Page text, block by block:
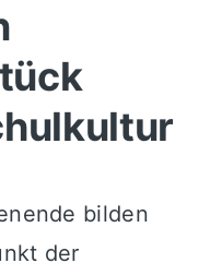
bilden
der